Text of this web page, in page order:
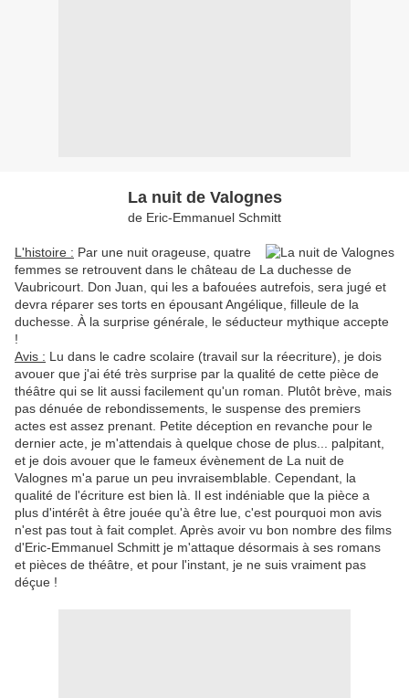
La nuit de Valognes
de Eric-Emmanuel Schmitt
L'histoire : Par une nuit orageuse, quatre
femmes se retrouvent dans le château de La duchesse de
Vaubricourt. Don Juan, qui les a bafouées autrefois, sera jugé et
devra réparer ses torts en épousant Angélique, filleule de la
duchesse. À la surprise générale, le séducteur mythique accepte
!
Avis : Lu dans le cadre scolaire (travail sur la réecriture), je dois
avouer que j'ai été très surprise par la qualité de cette pièce de
théâtre qui se lit aussi facilement qu'un roman. Plutôt brève, mais
pas dénuée de rebondissements, le suspense des premiers
actes est assez prenant. Petite déception en revanche pour le
dernier acte, je m'attendais à quelque chose de plus... palpitant,
et je dois avouer que le fameux évènement de La nuit de
Valognes m'a parue un peu invraisemblable. Cependant, la
qualité de l'écriture est bien là. Il est indéniable que la pièce a
plus d'intérêt à être jouée qu'à être lue, c'est pourquoi mon avis
n'est pas tout à fait complet. Après avoir vu bon nombre des films
d'Eric-Emmanuel Schmitt je m'attaque désormais à ses romans
et pièces de théâtre, et pour l'instant, je ne suis vraiment pas
déçue !